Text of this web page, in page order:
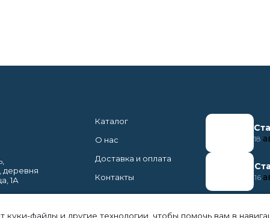
деревня
1А
Каталог
О нас
Доставка и оплата
Контакты
18
16
куки-файлы и другие технологии, чтобы помочь вам в